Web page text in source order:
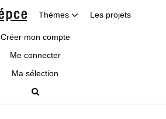
Thèmes Les projets
Créer mon compte
Me connecter
Ma sélection